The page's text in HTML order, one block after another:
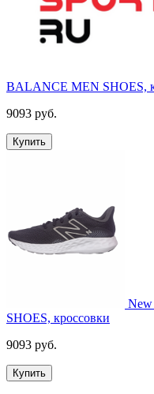
BALANCE MEN SHOES,
9093 руб.
Купить
SHOES, кроссовки
9093 руб.
Купить